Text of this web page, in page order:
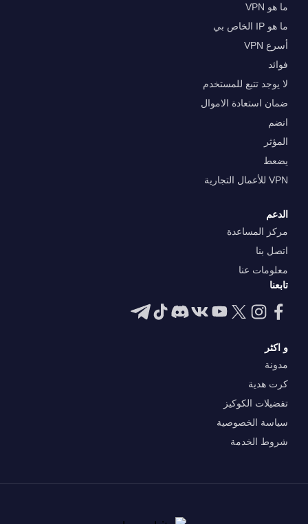
ما هو VPN
ما هو IP الخاص بي
أسرع VPN
فوائد
لا يوجد تتبع للمستخدم
ضمان استعادة الاموال
انضم
المؤثر
يضعط
VPN للأعمال التجارية
الدعم
مركز المساعدة
اتصل بنا
معلومات عنا
تابعنا
و اكثر
مدونة
كرت هدية
تفضيلات الكوكيز
سياسة الخصوصية
شروط الخدمة